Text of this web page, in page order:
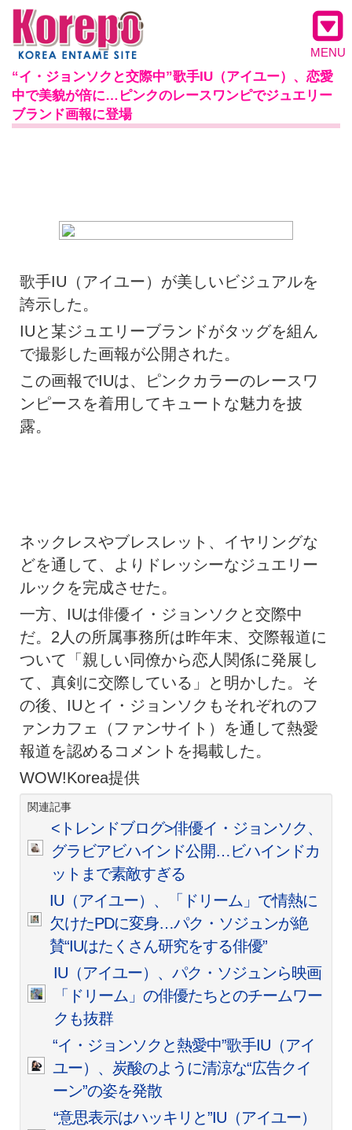
MENU
“イ・ジョンソクと交際中”歌手IU（アイユー）、恋愛
中で美貌が倍に…ピンクのレースワンピでジュエリー
ブランド画報に登場
歌手IU（アイユー）が美しいビジュアルを
誇示した。
IUと某ジュエリーブランドがタッグを組ん
で撮影した画報が公開された。
この画報でIUは、ピンクカラーのレースワ
ンピースを着用してキュートな魅力を披
露。
ネックレスやブレスレット、イヤリングな
どを通して、よりドレッシーなジュエリー
ルックを完成させた。
一方、IUは俳優イ・ジョンソクと交際中
だ。2人の所属事務所は昨年末、交際報道に
ついて「親しい同僚から恋人関係に発展し
て、真剣に交際している」と明かした。そ
の後、IUとイ・ジョンソクもそれぞれのフ
ァンカフェ（ファンサイト）を通して熱愛
報道を認めるコメントを掲載した。
WOW!Korea提供
関連記事
<トレンドブログ>俳優イ・ジョンソク、
グラビアビハインド公開…ビハインドカ
ットまで素敵すぎる
IU（アイユー）、「ドリーム」で情熱に
欠けたPDに変身…パク・ソジュンが絶
賛“IUはたくさん研究をする俳優”
IU（アイユー）、パク・ソジュンら映画
「ドリーム」の俳優たちとのチームワー
クも抜群
“イ・ジョンソクと熱愛中”歌手IU（アイ
ユー）、炭酸のように清涼な“広告クイ
ーン”の姿を発散
“意思表示はハッキリと”IU（アイユー）